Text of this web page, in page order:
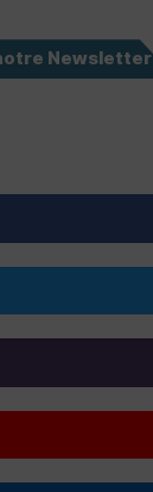
Newsletter